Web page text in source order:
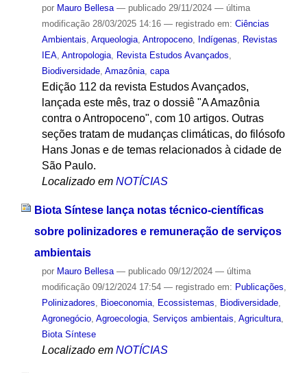
por Mauro Bellesa — publicado29/11/2024 — última
modificação28/03/2025 14:16 — registrado em: Ciências
Ambientais Arqueologia, Antropoceno, Indígenas
Revistas
IEA, Antropologia, Revista Estudos Avançados
Biodiversidade, Amazônia, capa
Edição 112 da revista Estudos Avançados,
lançada este mês, traz o dossiê "A Amazônia
contra o Antropoceno", com 10 artigos. Outras
seções tratam de mudanças climáticas, do filósofo
Hans Jonas e de temas relacionados à cidade de
São Paulo.
Localizado em NOTÍCIAS
Biota Síntese lança notas técnico-científicas
sobre polinizadores e remuneração de serviços
ambientais
por Mauro Bellesa — publicado09/12/2024 — última
modificação09/12/2024 17:54 — registrado em: Publicações,
Polinizadores, Bioeconomia, Ecossistemas, Biodiversidade,
Agronegócio, Agroecologia, Serviços ambientais, Agricultura,
Biota Síntese
Localizado em NOTÍCIAS